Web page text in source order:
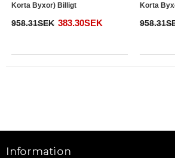
Korta Byxor) Billigt
958.31SEK 383.30SEK
Korta
Information